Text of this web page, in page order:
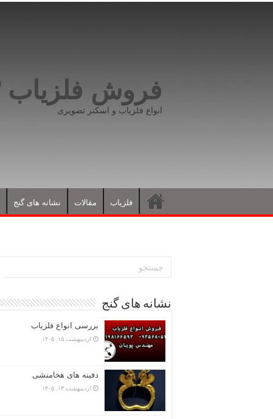
فروش فلزیاب ۰۹۱۹۸۱۶۶۵۹۳
انواع فلزیاب و اسکنر تصویری
فلزیاب مقالات نشانه های گنج
نشانه های گنج
بررسی انواع فلزیاب
اردیبهشت ۱۵, ۱۴۰۵
دفینه های هخامنشی
اردیبهشت ۱۳, ۱۴۰۵